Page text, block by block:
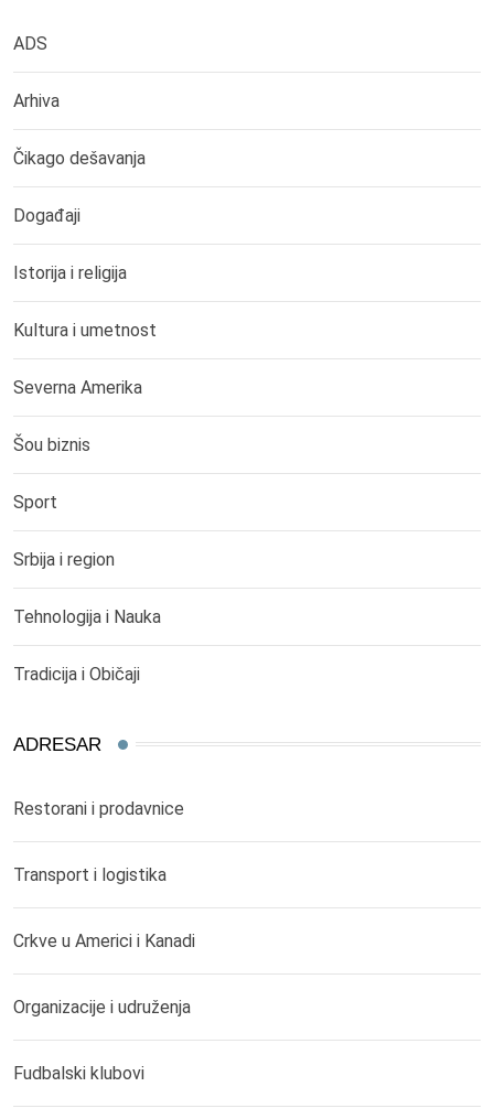
ADS
Arhiva
Čikago dešavanja
Događaji
Istorija i religija
Kultura i umetnost
Severna Amerika
Šou biznis
Sport
Srbija i region
Tehnologija i Nauka
Tradicija i Običaji
ADRESAR
Restorani i prodavnice
Transport i logistika
Crkve u Americi i Kanadi
Organizacije i udruženja
Fudbalski klubovi